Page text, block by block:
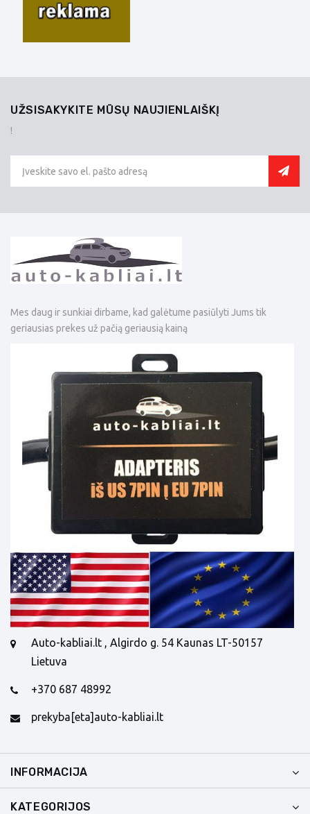
UŽSISAKYKITE MŪSŲ NAUJIENLAIŠKĮ
!
Mes daug ir sunkiai dirbame, kad galėtume pasiūlyti Jums tik
geriausias prekes už pačią geriausią kainą
Auto-kabliai.lt , Algirdo g. 54 Kaunas LT-50157
Lietuva
+370 687 48992
prekyba[eta]auto-kabliai.lt
INFORMACIJA
KATEGORIJOS